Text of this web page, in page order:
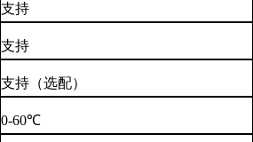
支持
支持
支持（选配）
0-60℃